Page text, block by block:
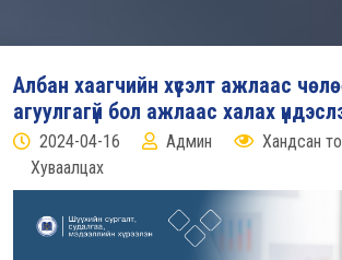
Албан хаагчийн хүсэлт ажлаас
агуулгагүй бол ажлаас халах
2024-04-16 Админ
Хандсан
Хуваалцах